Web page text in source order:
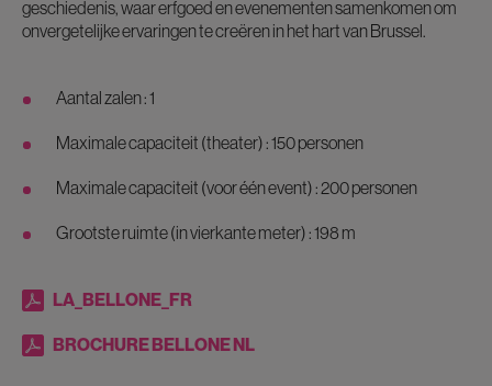
geschiedenis, waar erfgoed en evenementen samenkomen om
onvergetelijke ervaringen te creëren in het hart van Brussel.
Aantal zalen : 1
Maximale capaciteit (theater) : 150 personen
Maximale capaciteit (voor één event) : 200 personen
Grootste ruimte (in vierkante meter) : 198 m
LA_BELLONE_FR
BROCHURE BELLONE NL